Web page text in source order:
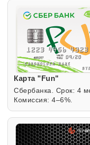
Карта "Fun"
Сбербанка. Срок: 4
Комиссия: 4–6%.